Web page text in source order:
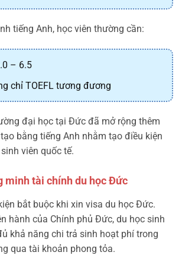
tiếng Anh, học viên thường cần:
– 6.5
chỉ TOEFL tương đương
đại học tại Đức đã mở rộng thêm
bằng tiếng Anh nhằm tạo điều kiện
viên quốc tế.
minh tài chính du học Đức
bắt buộc khi xin visa du học Đức.
hành của Chính phủ Đức, du học sinh
khả năng chi trả sinh hoạt phí trong
qua tài khoản phong tỏa.